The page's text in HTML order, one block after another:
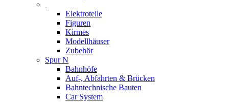
Elektroteile
Figuren
Kirmes
Modellhäuser
Zubehör
Spur N
Bahnhöfe
Auf-, Abfahrten & Brücken
Bahntechnische Bauten
Car System